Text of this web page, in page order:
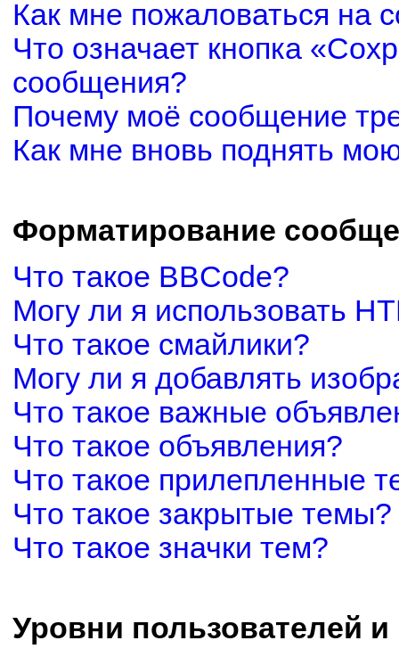
Как мне пожаловаться на
Что означает кнопка
сообщения?
Почему моё сообщение
Как мне вновь поднять
Форматирование
Что такое BBCode?
Могу ли я использовать
Что такое смайлики?
Могу ли я добавлять
Что такое важные
Что такое объявления?
Что такое прилепленные
Что такое закрытые темы?
Что такое значки тем?
Уровни пользователей